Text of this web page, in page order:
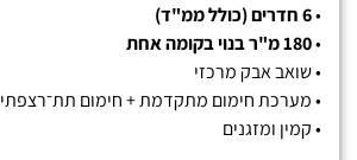
•6 חדרים (כולל ממ"ד)
•180 מ"ר בנוי בקומה אחת
• שואב אבק מרכזי
• מערכת חימום מתקדמת + חימום תת־רצפתי
• קמין ומזגנים